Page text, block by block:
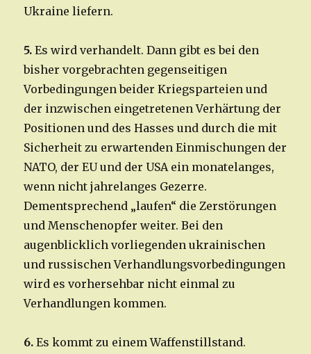
Ukraine liefern.
5. Es wird verhandelt. Dann gibt es bei den
bisher vorgebrachten gegenseitigen
Vorbedingungen beider Kriegsparteien und
der inzwischen eingetretenen Verhärtung der
Positionen und des Hasses und durch die mit
Sicherheit zu erwartenden Einmischungen der
NATO, der EU und der USA ein monatelanges,
wenn nicht jahrelanges Gezerre.
Dementsprechend „laufen“ die Zerstörungen
und Menschenopfer weiter. Bei den
augenblicklich vorliegenden ukrainischen
und russischen Verhandlungsvorbedingungen
wird es vorhersehbar nicht einmal zu
Verhandlungen kommen.
6. Es kommt zu einem Waffenstillstand.